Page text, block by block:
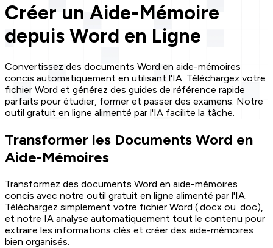
Créer un Aide-Mémoire
depuis Word en Ligne
Convertissez des documents Word en aide-mémoires
concis automatiquement en utilisant l'IA. Téléchargez votre
fichier Word et générez des guides de référence rapide
parfaits pour étudier, former et passer des examens. Notre
outil gratuit en ligne alimenté par l'IA facilite la tâche.
Transformer les Documents Word en
Aide-Mémoires
Transformez des documents Word en aide-mémoires
concis avec notre outil gratuit en ligne alimenté par l'IA.
Téléchargez simplement votre fichier Word (.docx ou .doc),
et notre IA analyse automatiquement tout le contenu pour
extraire les informations clés et créer des aide-mémoires
bien organisés.